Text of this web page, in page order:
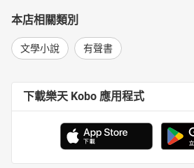
本店相關類別
文學小說 有聲書
下載樂天 Kobo 應用程式